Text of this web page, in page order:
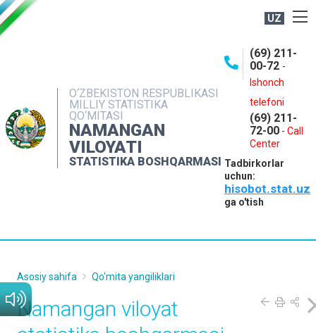
UZ
O‘ZBEKISTON RESPUBLIKASI
MILLIY STATISTIKA
QO‘MITASI
NAMANGAN
VILOYATI
STATISTIKA BOSHQARMASI
(69) 211-
00-72 -
Ishonch
telefoni
(69) 211-
72-00 - Call
Center
Tadbirkorlar
uchun:
hisobot.stat.uz
ga o'tish
NASHRLAR
INTERAKTIV XIZMATLAR
MATBUOT XIZMATI
MUROJAATLAR
Asosiy sahifa Qo'mita yangiliklari
Namangan viloyat